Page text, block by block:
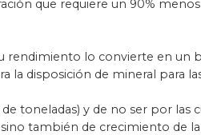
que requiere un 90%
rendimiento lo convierte en un
disposición de mineral para
toneladas) y de no ser por las
también de crecimiento de la